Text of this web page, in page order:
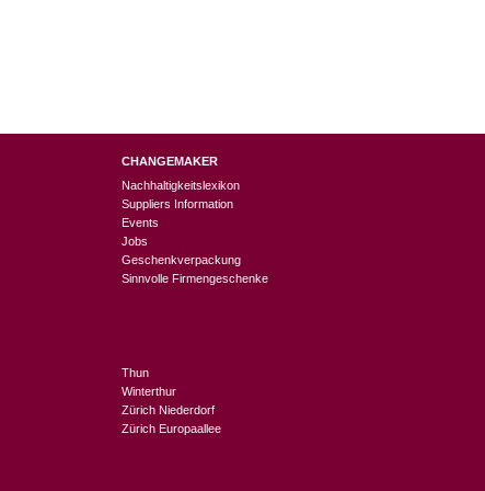
CHANGEMAKER
Nachhaltigkeitslexikon
Suppliers Information
Events
Jobs
Geschenkverpackung
Sinnvolle Firmengeschenke
Thun
Winterthur
Zürich Niederdorf
Zürich Europaallee